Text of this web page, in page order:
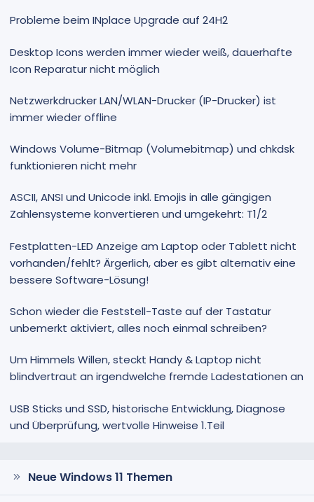
Probleme beim INplace Upgrade auf 24H2
Desktop Icons werden immer wieder weiß, dauerhafte
Icon Reparatur nicht möglich
Netzwerkdrucker LAN/WLAN-Drucker (IP-Drucker) ist
immer wieder offline
Windows Volume-Bitmap (Volumebitmap) und chkdsk
funktionieren nicht mehr
ASCII, ANSI und Unicode inkl. Emojis in alle gängigen
Zahlensysteme konvertieren und umgekehrt: T1/2
Festplatten-LED Anzeige am Laptop oder Tablett nicht
vorhanden/fehlt? Ärgerlich, aber es gibt alternativ eine
bessere Software-Lösung!
Schon wieder die Feststell-Taste auf der Tastatur
unbemerkt aktiviert, alles noch einmal schreiben?
Um Himmels Willen, steckt Handy & Laptop nicht
blindvertraut an irgendwelche fremde Ladestationen an
USB Sticks und SSD, historische Entwicklung, Diagnose
und Überprüfung, wertvolle Hinweise 1.Teil
Neue Windows 11 Themen